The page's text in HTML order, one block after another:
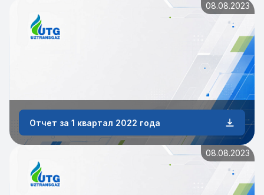
08.08.2023
Отчет за 1 квартал 2022 года
08.08.2023